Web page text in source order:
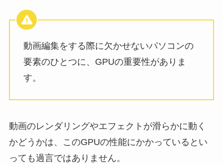
動画編集をする際に欠かせないパソコンの
要素のひとつに、GPUの重要性がありま
す。
動画のレンダリングやエフェクトが滑らかに動く
かどうかは、このGPUの性能にかかっているとい
っても過言ではありません。